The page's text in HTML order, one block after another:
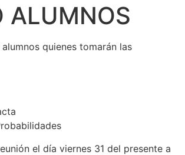
ALUMNOS
quienes tomarán las
el día viernes 31 del presente a